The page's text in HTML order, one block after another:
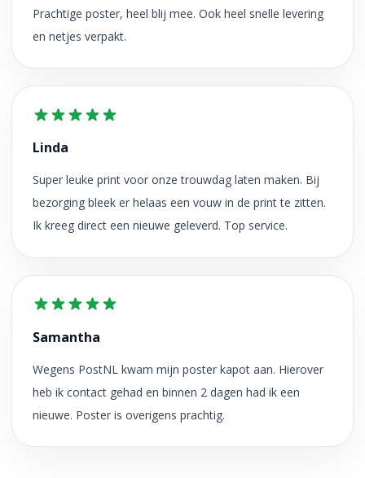
Prachtige poster, heel blij mee. Ook heel snelle levering
en netjes verpakt.
Linda
Super leuke print voor onze trouwdag laten maken. Bij
bezorging bleek er helaas een vouw in de print te zitten.
Ik kreeg direct een nieuwe geleverd. Top service.
Samantha
Wegens PostNL kwam mijn poster kapot aan. Hierover
heb ik contact gehad en binnen 2 dagen had ik een
nieuwe. Poster is overigens prachtig.